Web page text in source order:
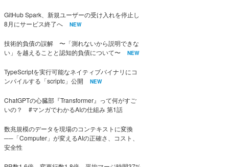
GitHub Spark、新規ユーザーの受け入れを停止し
8月にサービス終了へ
NEW
技術的負債の誤解 〜「測れないから説明できな
い」を越えることと認知的負債について〜
NEW
TypeScriptを実行可能なネイティブバイナリにコ
ンパイルする「scriptc」公開
NEW
ChatGPTの心臓部『Transformer』って何がすご
いの？ #マンガでわかるAIの仕組み 第1話
数兆規模のデータを現場のコンテキストに変換
──「Computer」が変えるAIの正確さ、コスト、
安全性